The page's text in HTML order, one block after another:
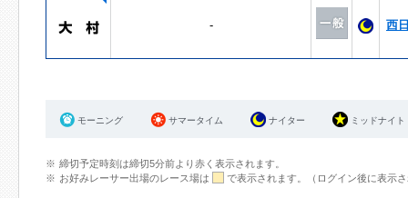
- 西
モーニング サマータイム ナイター ミッドナイト
締切予定時刻は締切5分前より赤く表示されます。
お好みレーサー出場のレース場は
で表示されます。（ログイン後に表示